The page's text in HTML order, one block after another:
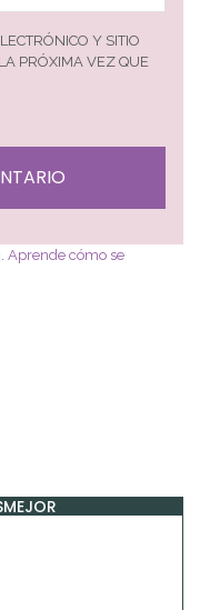
Y SITIO
PRÓXIMA VEZ QUE
Aprende cómo se